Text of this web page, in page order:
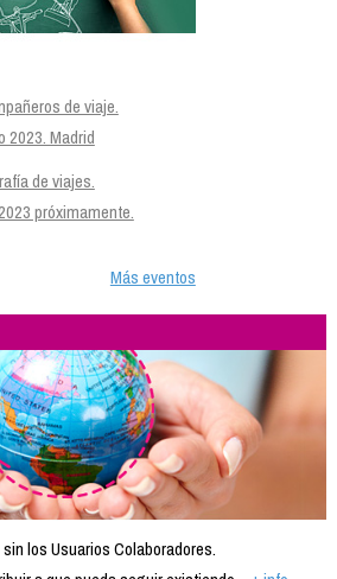
de viaje.
Madrid
de viajes.
próximamente.
Más eventos
los Usuarios Colaboradores.